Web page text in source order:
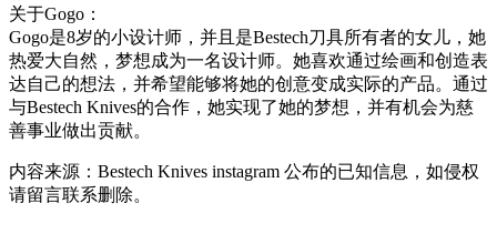
关于Gogo：
Gogo是8岁的小设计师，并且是Bestech刀具所有者的女儿，她
热爱大自然，梦想成为一名设计师。她喜欢通过绘画和创造表
达自己的想法，并希望能够将她的创意变成实际的产品。通过
与Bestech Knives的合作，她实现了她的梦想，并有机会为慈
善事业做出贡献。
内容来源：Bestech Knives instagram 公布的已知信息，如侵权
请留言联系删除。